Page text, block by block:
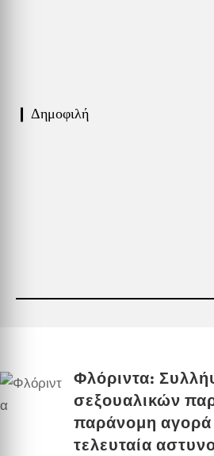
❙ Δημοφιλή
Φλόριντα:
σεξουαλικών
παράνομη
τελευταία